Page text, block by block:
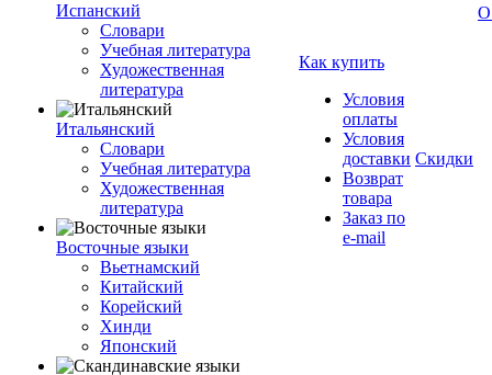
Испанский
Словари
Учебная литература
Художественная
литература
Итальянский
Словари
Учебная литература
Художественная
литература
Восточные языки
Вьетнамский
Китайский
Корейский
Хинди
Японский
Как купить
Условия
оплаты
Условия
доставки
Возврат
товара
Заказ по
e-mail
Скидки
О